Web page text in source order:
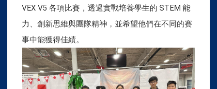
VEX V5 各項比賽，透過實戰培養學生的 STEM 能
力、創新思維與團隊精神，並希望他們在不同的賽
事中能獲得佳績。